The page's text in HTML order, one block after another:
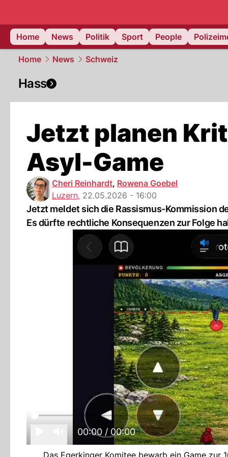
Home
News Politik Sport People
Home News Schweiz
Hass
Jetzt planen
Asyl-Game
Cheri Reinhardt, Rowena Goebel
Luzern, 22.05.2026 - 16:00
Jetzt meldet sich die Rassismus-Kommission
Es dürfte rechtliche Konsequenzen zur Folge
00:00 / 00:00